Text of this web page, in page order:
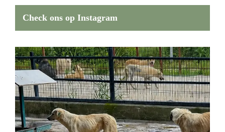
Check ons op Instagram